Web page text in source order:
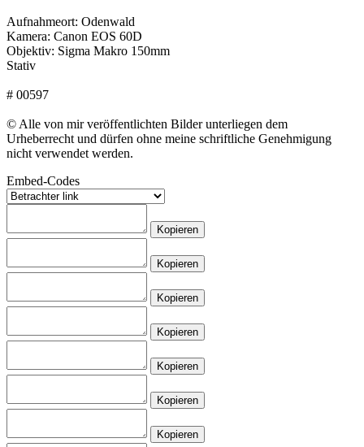
Aufnahmeort: Odenwald
Kamera: Canon EOS 60D
Objektiv: Sigma Makro 150mm
Stativ
# 00597
© Alle von mir veröffentlichten Bilder unterliegen dem
Urheberrecht und dürfen ohne meine schriftliche Genehmigung
nicht verwendet werden.
Embed-Codes
Kopieren
Kopieren
Kopieren
Kopieren
Kopieren
Kopieren
Kopieren